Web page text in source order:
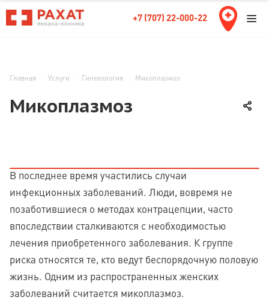
+7 (707) 22-000-22
Главная Услуги Гинекология Микоплазмоз
Микоплазмоз
В последнее время участились случаи
инфекционных заболеваний. Люди, вовремя не
позаботившиеся о методах контрацепции, часто
впоследствии сталкиваются с необходимостью
лечения приобретенного заболевания. К группе
риска относятся те, кто ведут беспорядочную половую
жизнь. Одним из распространенных женских
заболеваний считается микоплазмоз.